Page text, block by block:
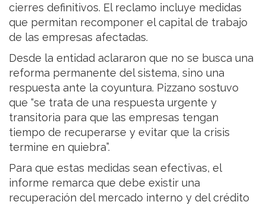
cierres definitivos. El reclamo incluye medidas
que permitan recomponer el capital de trabajo
de las empresas afectadas.
Desde la entidad aclararon que no se busca una
reforma permanente del sistema, sino una
respuesta ante la coyuntura. Pizzano sostuvo
que “se trata de una respuesta urgente y
transitoria para que las empresas tengan
tiempo de recuperarse y evitar que la crisis
termine en quiebra”.
Para que estas medidas sean efectivas, el
informe remarca que debe existir una
recuperación del mercado interno y del crédito